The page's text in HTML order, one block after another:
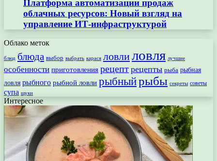
Платформа автоматизации продаж
облачных ресурсов: Новый взгляд на
управление ИТ-инфраструктурой
Облако меток
блюд блюда выбор выбрать карася ловлиловля лучшие
особенности приготовления рецепт рецепты рыба рыбная
ловля рыбного рыбной ловли рыбныйрыбы секреты советы
супа щуки
Интересное